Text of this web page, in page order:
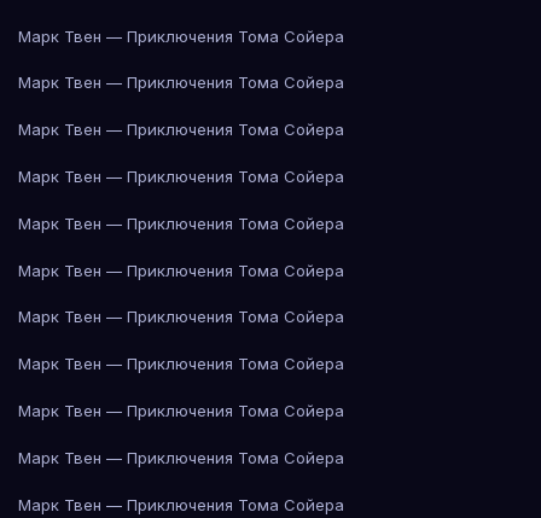
Марк Твен — Приключения Тома Сойера
Марк Твен — Приключения Тома Сойера
Марк Твен — Приключения Тома Сойера
Марк Твен — Приключения Тома Сойера
Марк Твен — Приключения Тома Сойера
Марк Твен — Приключения Тома Сойера
Марк Твен — Приключения Тома Сойера
Марк Твен — Приключения Тома Сойера
Марк Твен — Приключения Тома Сойера
Марк Твен — Приключения Тома Сойера
Марк Твен — Приключения Тома Сойера